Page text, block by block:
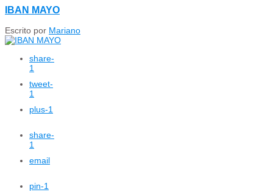
IBAN MAYO
Escrito por Mariano
share-
1
tweet-
1
plus-1
share-
1
email
pin-1